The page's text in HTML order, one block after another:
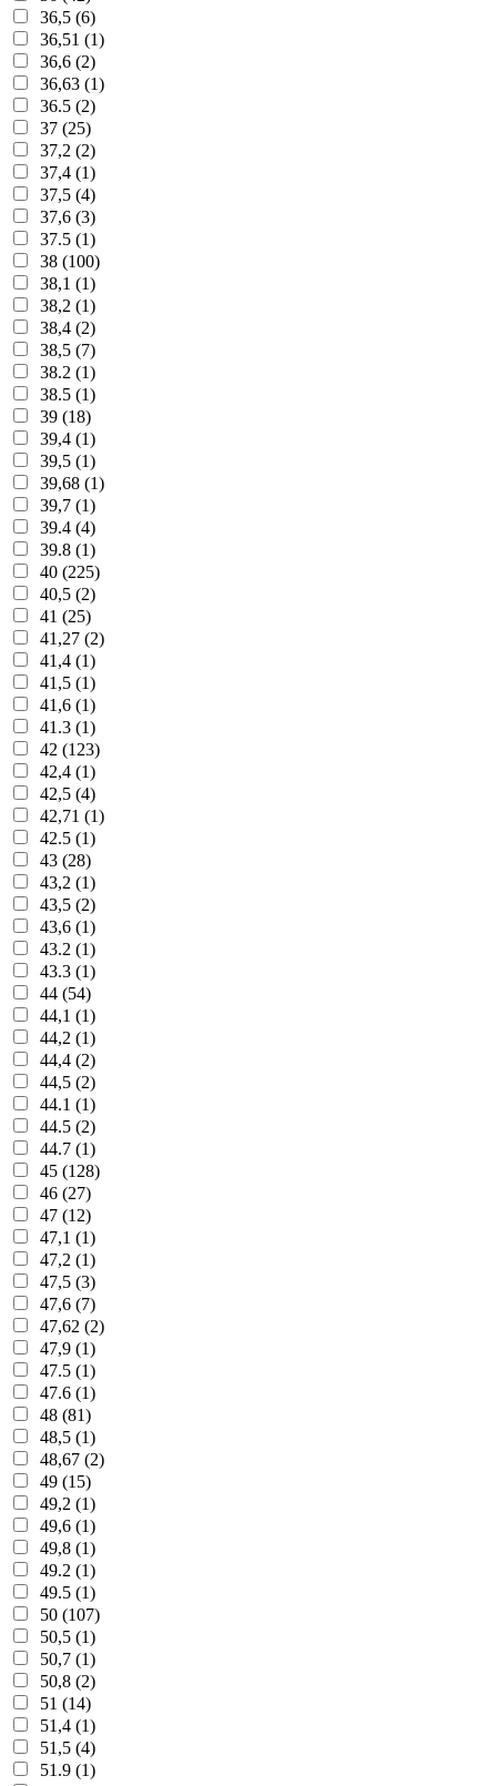
36,5 (6)
36,51 (1)
36,6 (2)
36,63 (1)
36.5 (2)
37 (25)
37,2 (2)
37,4 (1)
37,5 (4)
37,6 (3)
37.5 (1)
38 (100)
38,1 (1)
38,2 (1)
38,4 (2)
38,5 (7)
38.2 (1)
38.5 (1)
39 (18)
39,4 (1)
39,5 (1)
39,68 (1)
39,7 (1)
39.4 (4)
39.8 (1)
40 (225)
40,5 (2)
41 (25)
41,27 (2)
41,4 (1)
41,5 (1)
41,6 (1)
41.3 (1)
42 (123)
42,4 (1)
42,5 (4)
42,71 (1)
42.5 (1)
43 (28)
43,2 (1)
43,5 (2)
43,6 (1)
43.2 (1)
43.3 (1)
44 (54)
44,1 (1)
44,2 (1)
44,4 (2)
44,5 (2)
44.1 (1)
44.5 (2)
44.7 (1)
45 (128)
46 (27)
47 (12)
47,1 (1)
47,2 (1)
47,5 (3)
47,6 (7)
47,62 (2)
47,9 (1)
47.5 (1)
47.6 (1)
48 (81)
48,5 (1)
48,67 (2)
49 (15)
49,2 (1)
49,6 (1)
49,8 (1)
49.2 (1)
49.5 (1)
50 (107)
50,5 (1)
50,7 (1)
50,8 (2)
51 (14)
51,4 (1)
51,5 (4)
51.9 (1)